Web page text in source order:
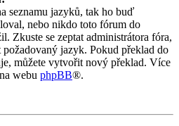
seznamu jazyků, tak ho buď
nebo nikdo toto fórum do
Zkuste se zeptat administrátora fóra,
požadovaný jazyk. Pokud překlad do
můžete vytvořit nový překlad. Více
webu phpBB®.